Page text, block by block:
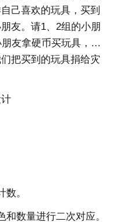
己喜欢的玩具，买到
友。请1、2组的小朋
友拿硬币买玩具，…
把买到的玩具捐给灾
。
数量进行二次对应。